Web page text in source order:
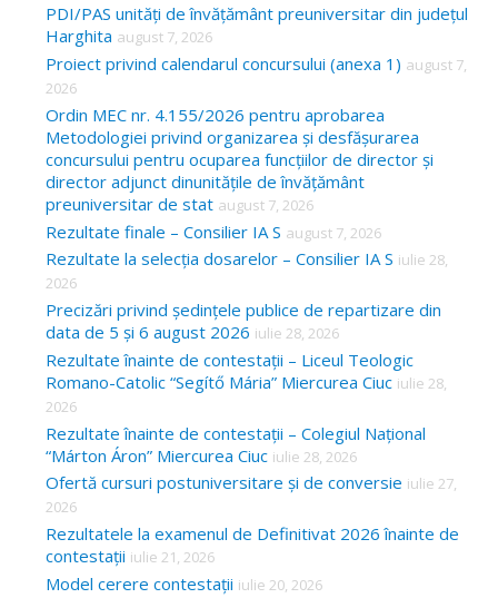
c
h
f
o
r
PDI/PAS unități de învățământ preuniversitar din județul
Harghita august 7, 2026
Proiect privind calendarul concursului (anexa 1) august 7,
2026
Ordin MEC nr. 4.155/2026 pentru aprobarea
Metodologiei privind organizarea și desfășurarea
concursului pentru ocuparea funcțiilor de director și
director adjunct dinunitățile de învățământ
preuniversitar de stat august 7, 2026
Rezultate finale – Consilier IA S august 7, 2026
Rezultate la selecția dosarelor – Consilier IA S iulie 28,
2026
Precizări privind ședințele publice de repartizare din
data de 5 și 6 august 2026 iulie 28, 2026
Rezultate înainte de contestații – Liceul Teologic
Romano-Catolic “Segítő Mária” Miercurea Ciuc iulie 28,
2026
Rezultate înainte de contestații – Colegiul Național
“Márton Áron” Miercurea Ciuc iulie 28, 2026
Ofertă cursuri postuniversitare și de conversie iulie 27,
2026
Rezultatele la examenul de Definitivat 2026 înainte de
contestații iulie 21, 2026
Model cerere contestații iulie 20, 2026